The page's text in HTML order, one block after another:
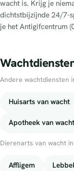
wacht is. Krijg je
dichtstbijzijnde 24/7-
je het Antigifcentrum
Andere wachtdiensten
Huisarts van wacht
Apotheek van wacht
Dierenarts van wacht
Affligem